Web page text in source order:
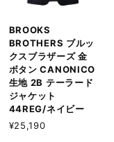
BROOKS
BROTHERS ブルッ
クスブラザーズ 金
ボタン CANONICO
生地 2B テーラード
ジャケット
44REG/ネイビー
¥25,190